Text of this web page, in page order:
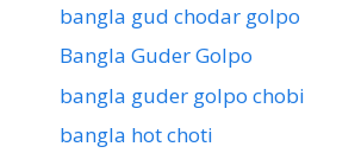
bangla gud chodar golpo
Bangla Guder Golpo
bangla guder golpo chobi
bangla hot choti